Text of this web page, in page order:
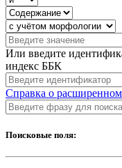
Или введите
индекс ББК
Справка о
Поисковые поля: